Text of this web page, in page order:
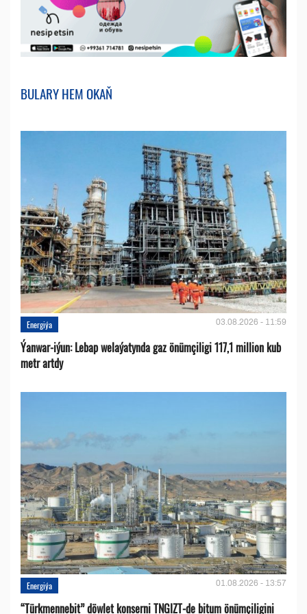
BULARY HEM OKAŇ
Energiýa 03.08.2026 - 11:59
Ýanwar-iýun: Lebap welaýatynda gaz önümçiligi 117,1 million kub
metr artdy
Energiýa 01.08.2026 - 13:57
“Türkmennebit” döwlet konserni TNGIZT-de bitum önümçiligini